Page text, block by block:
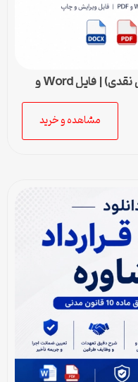
نمونه قولنامه موتورسیکلت (فروش نقدی) | فایل Word و
مشاهده و خرید